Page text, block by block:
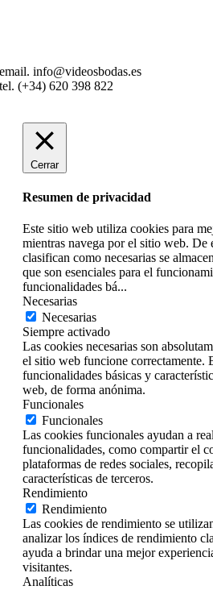
email. info@videosbodas.es
tel. (+34) 620 398 822
Cerrar
Resumen de privacidad
Este sitio web utiliza cookies para
mientras navega por el sitio web. De
clasifican como necesarias se
que son esenciales para el
funcionalidades bá...
Necesarias
Necesarias
Siempre activado
Las cookies necesarias son
el sitio web funcione correctamente.
funcionalidades básicas y
web, de forma anónima.
Funcionales
Funcionales
Las cookies funcionales ayudan a
funcionalidades, como compartir el
plataformas de redes sociales,
características de terceros.
Rendimiento
Rendimiento
Las cookies de rendimiento se
analizar los índices de rendimiento
ayuda a brindar una mejor
visitantes.
Analíticas